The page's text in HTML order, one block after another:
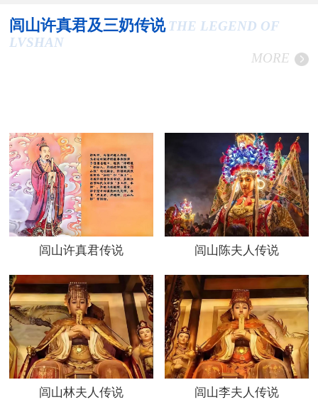
闾山许真君及三奶传说 THE LEGEND OF
LVSHAN
MORE
闾山许真君传说 闾山陈夫人传说
闾山林夫人传说 闾山李夫人传说